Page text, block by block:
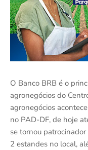
O Banco BRB é o
agronegócios do
agronegócios
no PAD-DF, de hoje
se tornou
2 estandes no local,